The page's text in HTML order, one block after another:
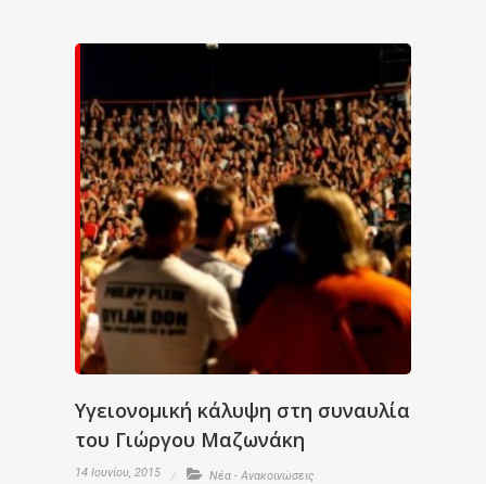
Υγειονομική κάλυψη στη συναυλία
του Γιώργου Μαζωνάκη
14 Ιουνίου, 2015 Νέα - Ανακοινώσεις